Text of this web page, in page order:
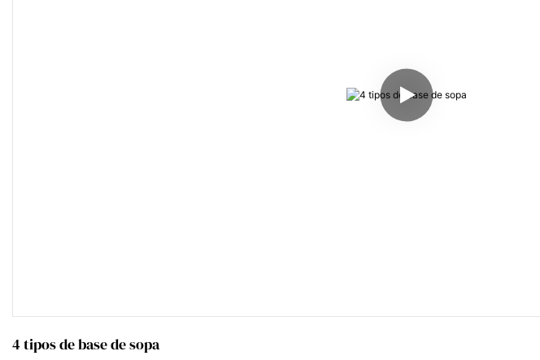
4 tipos de base de sopa